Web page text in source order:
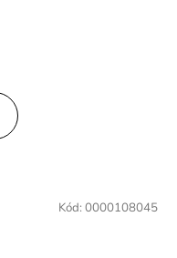
Kód: 0000108045